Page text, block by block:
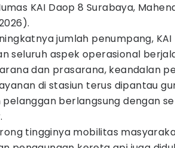
KAI Daop 8 Surabaya,
jumlah penumpang,
seluruh aspek operasional
dan prasarana, keandalan
di stasiun terus dipantau
berlangsung dengan
tingginya mobilitas